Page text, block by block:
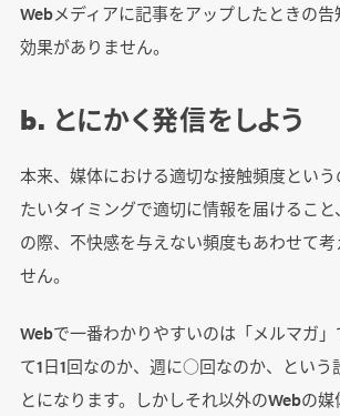
Webメディアに記事をアップしたときの告
効果がありません。
b. とにかく発信をしよう
本来、媒体における適切な接触頻度とい
たいタイミングで適切に情報を届けるこ
の際、不快感を与えない頻度もあわせて
せん。
Webで一番わかりやすいのは「メルマガ
て1日1回なのか、週に○回なのか、という
とになります。しかしそれ以外のWebの